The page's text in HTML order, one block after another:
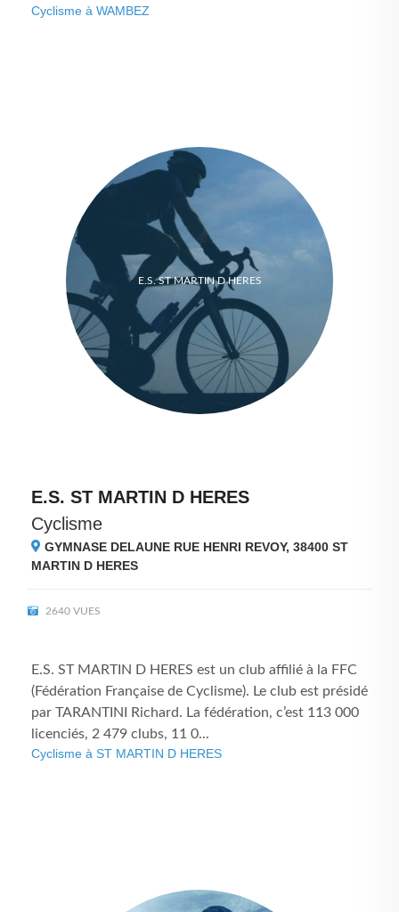
Cyclisme à WAMBEZ
E.S. ST MARTIN D HERES
E.S. ST MARTIN D HERES
Cyclisme
GYMNASE DELAUNE RUE HENRI REVOY, 38400 ST
MARTIN D HERES
2640 VUES
E.S. ST MARTIN D HERES est un club affilié à la FFC
(Fédération Française de Cyclisme). Le club est présidé
par TARANTINI Richard. La fédération, c’est 113 000
licenciés, 2 479 clubs, 11 0...
Cyclisme à ST MARTIN D HERES